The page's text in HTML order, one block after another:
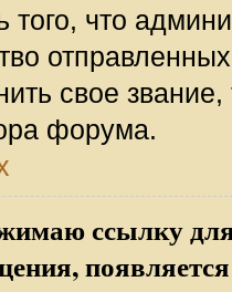
что
свое
форума.
ссылку